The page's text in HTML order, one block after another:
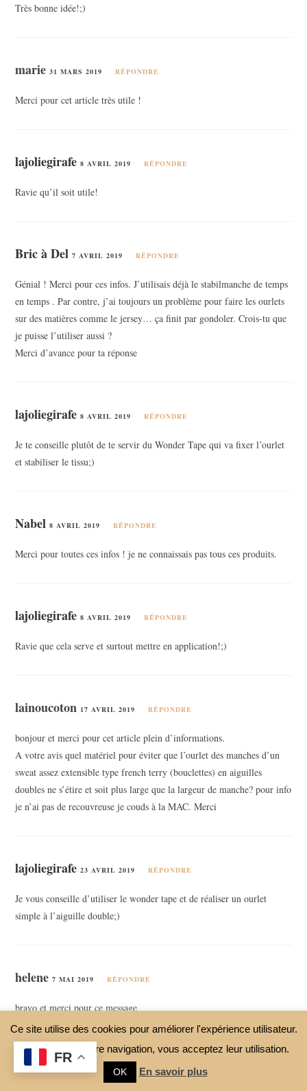
Très bonne idée!;)
marie31 MARS 2019 RÉPONDRE
Merci pour cet article très utile !
lajoliegirafe 8 AVRIL 2019 RÉPONDRE
Ravie qu’il soit utile!
Bric à Del 7 AVRIL 2019 RÉPONDRE
Génial ! Merci pour ces infos. J’utilisais déjà le stabilmanche de temps
en temps . Par contre, j’ai toujours un problème pour faire les ourlets
sur des matières comme le jersey… ça finit par gondoler. Crois-tu que
je puisse l’utiliser aussi ?
Merci d’avance pour ta réponse
lajoliegirafe 8 AVRIL 2019 RÉPONDRE
Je te conseille plutôt de te servir du Wonder Tape qui va fixer l’ourlet
et stabiliser le tissu;)
Nabel 8 AVRIL 2019 RÉPONDRE
Merci pour toutes ces infos ! je ne connaissais pas tous ces produits.
lajoliegirafe 8 AVRIL 2019 RÉPONDRE
Ravie que cela serve et surtout mettre en application!;)
lainoucoton 17 AVRIL 2019 RÉPONDRE
bonjour et merci pour cet article plein d’informations.
A votre avis quel matériel pour éviter que l’ourlet des manches d’un
sweat assez extensible type french terry (bouclettes) en aiguilles
doubles ne s’étire et soit plus large que la largeur de manche? pour info
je n’ai pas de recouvreuse je couds à la MAC. Merci
lajoliegirafe 23 AVRIL 2019 RÉPONDRE
Je vous conseille d’utiliser le wonder tape et de réaliser un ourlet
simple à l’aiguille double;)
helene7 MAI 2019 RÉPONDRE
bravo et merci pour ce message
des astuces à mettre au plus vite en pratique
Ce site utilise des cookies pour améliorer l'expérience utilisateur.
En continuant votre navigation, vous acceptez leur utilisation.
OK En savoir plus
FR